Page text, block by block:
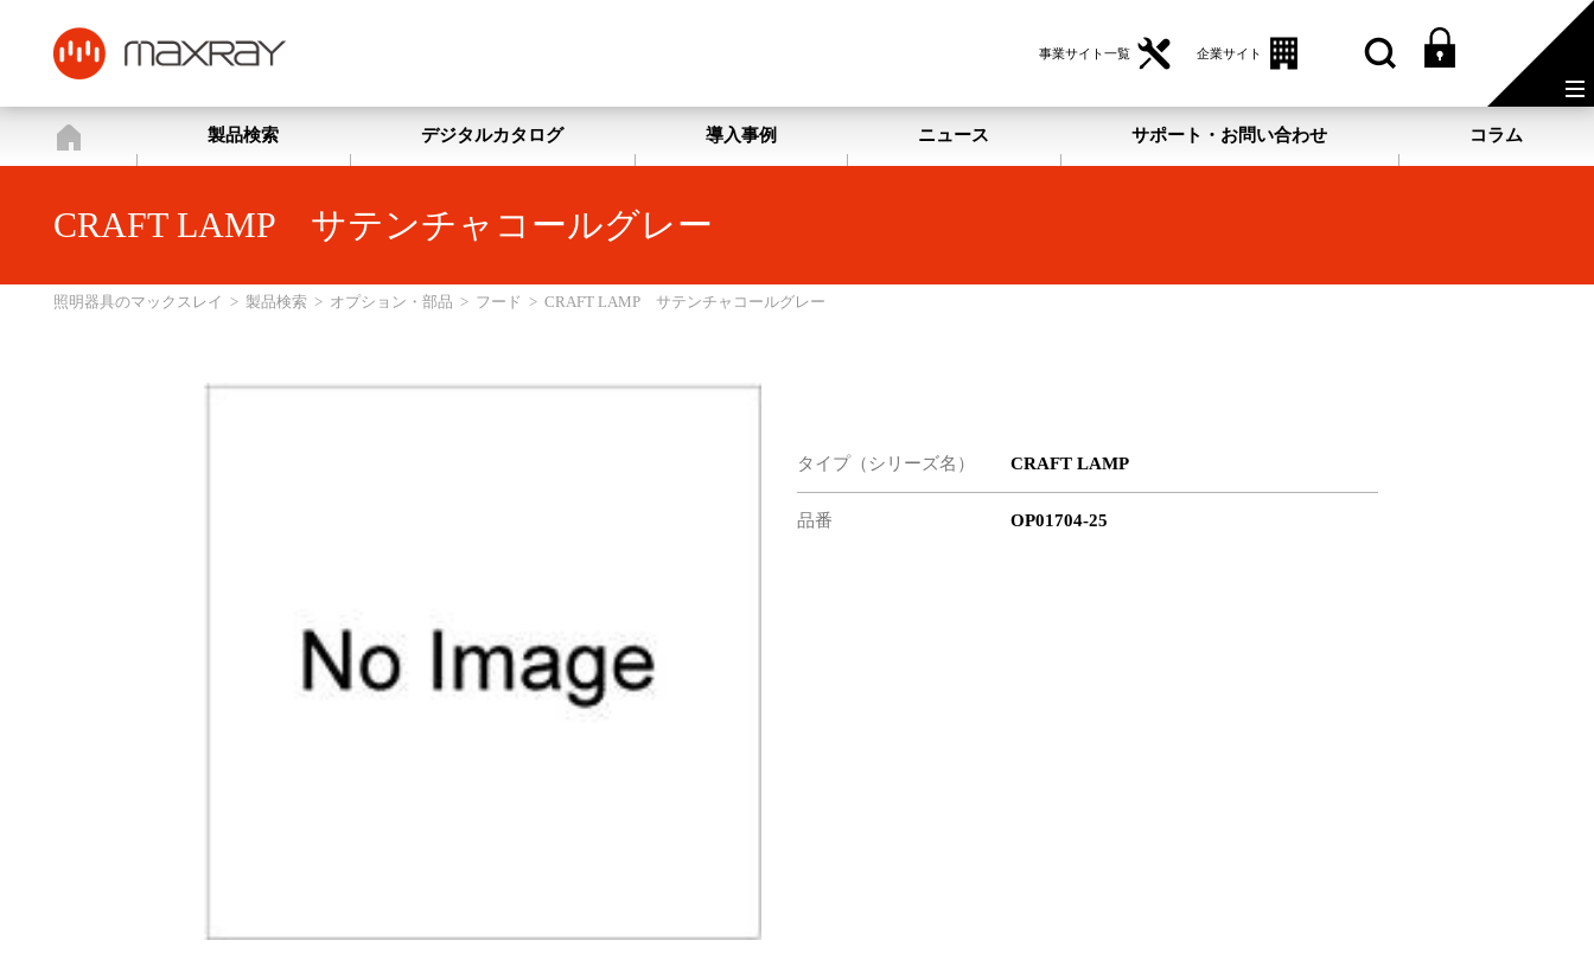
事業サイト一覧 企業サイト
照明器具のマックスレイ
製品検索 デジタルカタログ 導入事例 ニュース サポート・お問い合わせ コラム
CRAFT LAMP サテンチャコールグレー
照明器具のマックスレイ > 製品検索 > オプション・部品 > フード > CRAFT LAMP サテンチャコールグレー
タイプ（シリーズ名） CRAFT LAMP
品番 OP01704-25